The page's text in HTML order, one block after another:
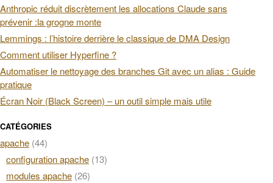
Anthropic réduit discrètement les allocations Claude sans
prévenir :la grogne monte
Lemmings : l’histoire derrière le classique de DMA Design
Comment utiliser Hyperfine ?
Automatiser le nettoyage des branches Git avec un alias : Guide
pratique
Écran Noir (Black Screen) – un outil simple mais utile
CATÉGORIES
apache (44)
configuration apache (13)
modules apache (26)